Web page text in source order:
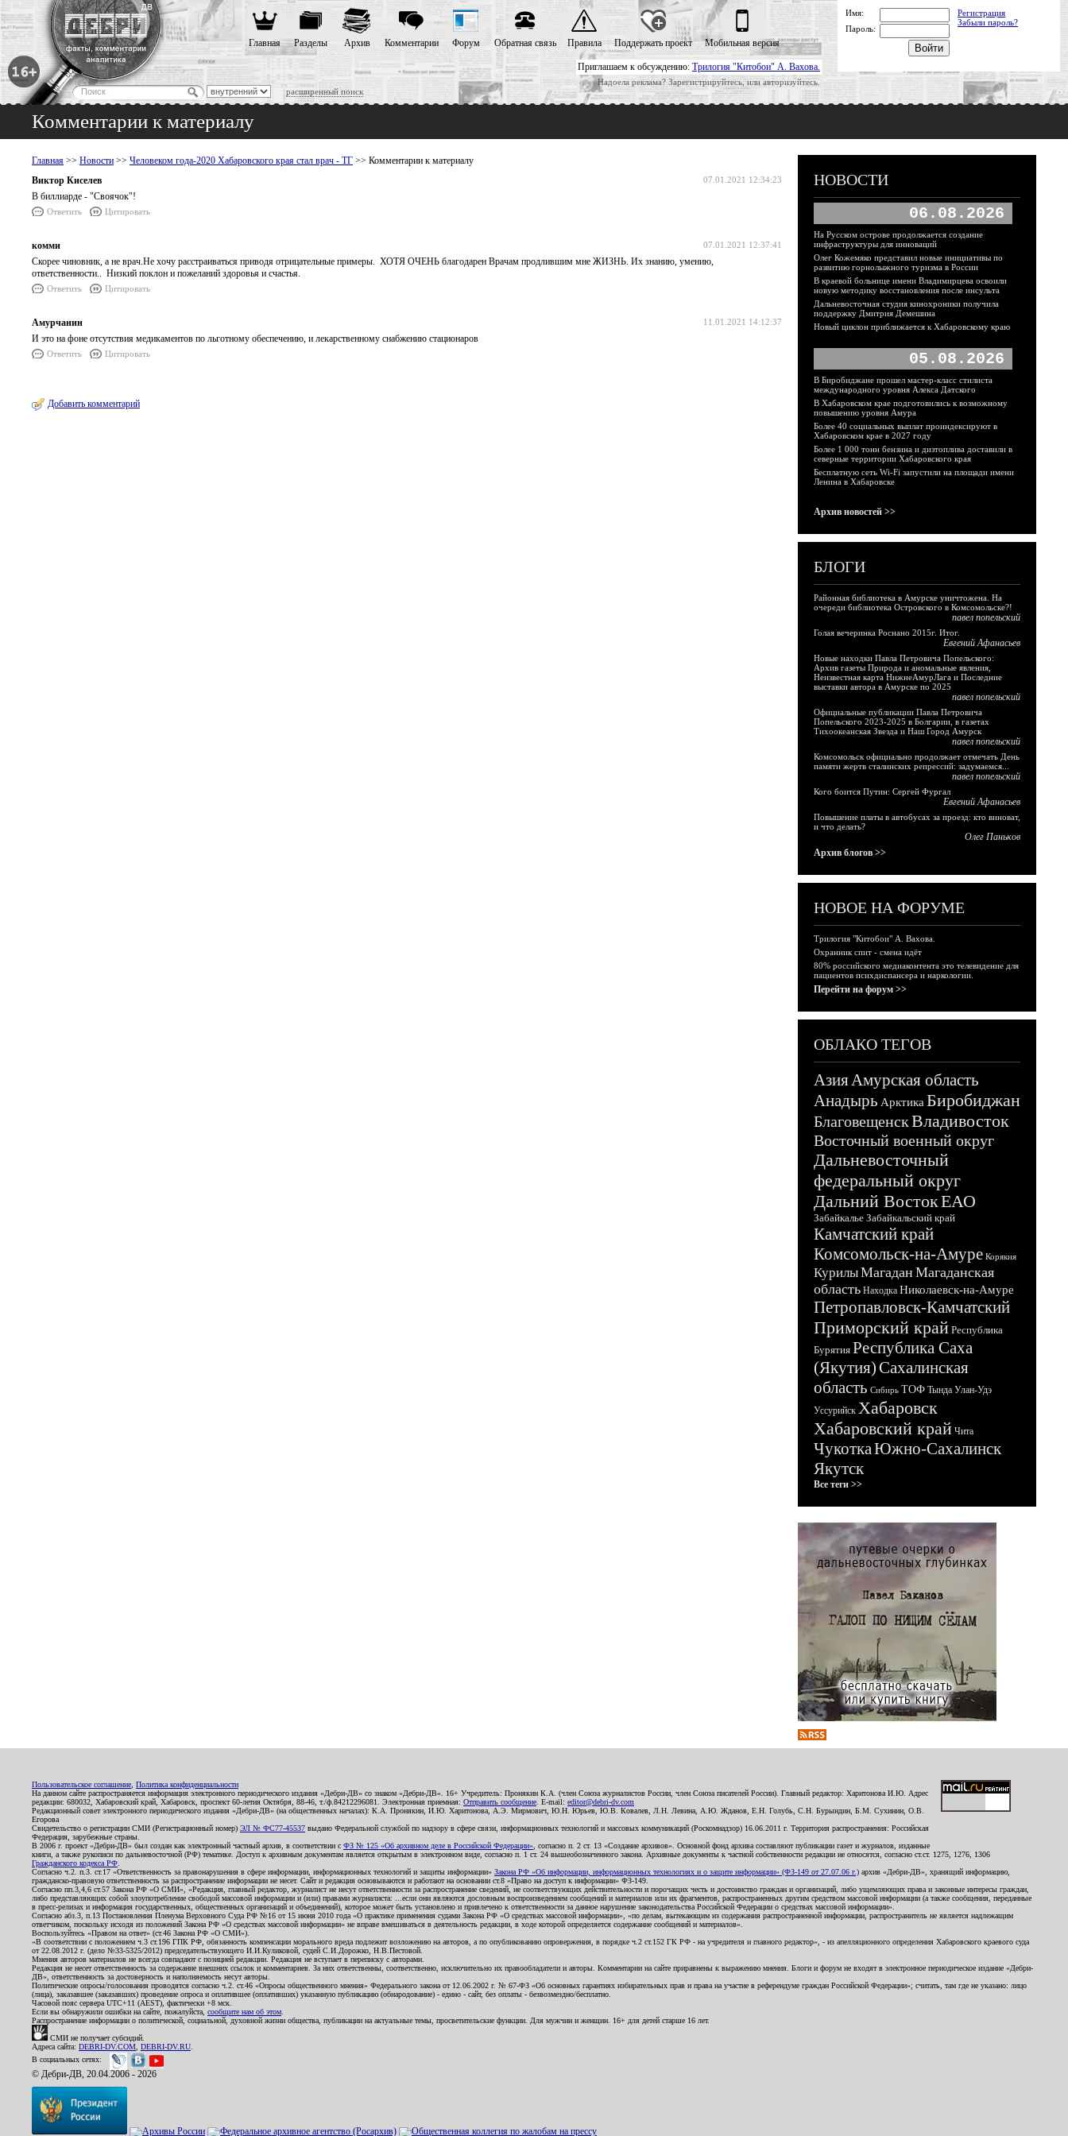
Приглашаем к обсуждению: Трилогия "Китобои" А. Вахова.
Надоела реклама? Зарегистрируйтесь, или авторизуйтесь.
расширенный поиск
Главная Разделы Архив Комментарии Форум Обратная связь Правила Поддержать проект Мобильная версия
Имя:
Регистрация
Забыли пароль?
Пароль:
Комментарии к материалу
Главная >> Новости >> Человеком года-2020 Хабаровского края стал врач - ТГ >> Комментарии к материалу
07.01.2021 12:34:23
Виктор Киселев
В биллиарде - "Своячок"!
Ответить Цитировать
07.01.2021 12:37:41
комми
Скорее чиновник, а не врач.Не хочу расстраиваться приводя отрицательные примеры. ХОТЯ ОЧЕНЬ благодарен Врачам продлившим мне ЖИЗНЬ. Их знанию, умению,
ответственности.. Низкий поклон и пожеланий здоровья и счастья.
Ответить Цитировать
11.01.2021 14:12:37
Амурчанин
И это на фоне отсутствия медикаментов по льготному обеспечению, и лекарственному снабжению стационаров
Ответить Цитировать
Добавить комментарий
НОВОСТИ
06.08.2026
На Русском острове продолжается создание
инфраструктуры для инноваций
Олег Кожемяко представил новые инициативы по
развитию горнолыжного туризма в России
В краевой больнице имени Владимирцева освоили
новую методику восстановления после инсульта
Дальневосточная студия кинохроники получила
поддержку Дмитрия Демешина
Новый циклон приближается к Хабаровскому краю
05.08.2026
В Биробиджане прошел мастер-класс стилиста
международного уровня Алекса Датского
В Хабаровском крае подготовились к возможному
повышению уровня Амура
Более 40 социальных выплат проиндексируют в
Хабаровском крае в 2027 году
Более 1 000 тонн бензина и дизтоплива доставили в
северные территории Хабаровского края
Бесплатную сеть Wi-Fi запустили на площади имени
Ленина в Хабаровске
Архив новостей >>
БЛОГИ
Районная библиотека в Амурске уничтожена. На
очереди библиотека Островского в Комсомольске?!
павел попельский
Голая вечеринка Роснано 2015г. Итог.
Евгений Афанасьев
Новые находки Павла Петровича Попельского:
Архив газеты Природа и аномальные явления,
Неизвестная карта НижнеАмурЛага и Последние
выставки автора в Амурске по 2025
павел попельский
Официальные публикации Павла Петровича
Попельского 2023-2025 в Болгарии, в газетах
Тихоокеанская Звезда и Наш Город Амурск
павел попельский
Комсомольск официально продолжает отмечать День
памяти жертв сталинских репрессий: задумаемся...
павел попельский
Кого боится Путин: Сергей Фургал
Евгений Афанасьев
Повышение платы в автобусах за проезд: кто виноват,
и что делать?
Олег Паньков
Архив блогов >>
НОВОЕ НА ФОРУМЕ
Трилогия "Китобои" А. Вахова.
Охранник спит - смена идёт
80% российского медиаконтента это телевидение для
пациентов психдиспансера и наркологии.
Перейти на форум >>
ОБЛАКО ТЕГОВ
АзияАмурская область
Анадырь Арктика Биробиджан
БлаговещенскВладивосток
Восточный военный округ
Дальневосточный
федеральный округ
Дальний ВостокЕАО
Забайкалье Забайкальский край
Камчатский край
Комсомольск-на-Амуре Корякия
КурилыМагадан Магаданская
область Находка Николаевск-на-Амуре
Петропавловск-Камчатский
Приморский край Республика
Бурятия Республика Саха
(Якутия)Сахалинская
область Сибирь ТОФ Тында Улан-Удэ
Уссурийск Хабаровск
Хабаровский край Чита
ЧукоткаЮжно-Сахалинск
Якутск
Все теги >>
Пользовательское соглашение Политика конфиденциальности
На данном сайте распространяется информация электронного периодического издания «Дебри-ДВ» со знаком «Дебри-ДВ». 16+ Учредитель: Пронякин К.А. (член Союза журналистов России, член Союза писателей России). Главный редактор: Харитонова И.Ю. Адрес
редакции: 680032, Хабаровский край, Хабаровск, проспект 60-летия Октября, 88-46, т./ф.84212296081. Электронная приемная: Отправить сообщение . E-mail: editor@debri-dv.com
Редакционный совет электронного периодического издания «Дебри-ДВ» (на общественных началах): К.А. Пронякин, И.Ю. Харитонова, А.Э. Мирмович, Ю.Н. Юрьев, Ю.В. Ковалев, Л.Н. Левина, А.Ю. Жданов, Е.Н. Голубь, С.Н. Бурындин, Б.М. Сухинин, О.В.
Егорова
Свидетельство о регистрации СМИ (Регистрационный номер) ЭЛ № ФС77-45537 выдано Федеральной службой по надзору в сфере связи, информационных технологий и массовых коммуникаций (Роскомнадзор) 16.06.2011 г. Территория распространения: Российская
Федерация, зарубежные страны.
В 2006 г. проект «Дебри-ДВ» был создан как электронный частный архив, в соответствии с ФЗ № 125 «Об архивном деле в Российской Федерации» , согласно п. 2 ст. 13 «Создание архивов». Основной фонд архива составляют публикации газет и журналов, изданные
книги, а также рукописи по дальневосточной (РФ) тематике. Доступ к архивным документам является открытым в электронном виде, согласно п. 1 ст. 24 вышеобозначенного закона. Архивные документы к частной собственности редакции не относятся, согласно ст.ст. 1275, 1276, 1306
Гражданского кодекса РФ
Согласно ч.2. п.3. ст.17 «Ответственность за правонарушения в сфере информации, информационных технологий и защиты информации» Закона РФ «Об информации, информационных технологиях и о защите информации» (ФЗ-149 от 27.07.06 г.) архив «Дебри-ДВ», хранящий информацию,
гражданско-правовую ответственность за распространение информации не несет. Сайт и редакция основываются и работают на основании ст.8 «Право на доступ к информации» ФЗ-149.
Согласно пп.3,4,6 ст.57 Закона РФ «О СМИ», «Редакция, главный редактор, журналист не несут ответственности за распространение сведений, не соответствующих действительности и порочащих честь и достоинство граждан и организаций, либо ущемляющих права и законные интересы граждан,
либо представляющих собой злоупотребление свободой массовой информации и (или) правами журналиста: ...если они являются дословным воспроизведением сообщений и материалов или их фрагментов, распространенных другим средством массовой информации (а также сообщения, переданные
в пресс-релизах и информация государственных, общественных организаций и объединений), которое может быть установлено и привлечено к ответственности за данное нарушение законодательства Российской Федерации о средствах массовой информации».
Согласно абз.3, п.13 Постановления Пленума Верховного Суда РФ №16 от 15 июня 2010 года «О практике применения судами Закона РФ «О средствах массовой информации», «по делам, вытекающим из содержания распространенной информации, распространитель не является надлежащим
ответчиком, поскольку исходя из положений Закона РФ «О средствах массовой информации» не вправе вмешиваться в деятельность редакции, в ходе которой определяется содержание сообщений и материалов».
Воспользуйтесь «Правом на ответ» (ст.46 Закона РФ «О СМИ»).
«В соответствии с положением ч.3 ст.196 ГПК РФ, обязанность компенсации морального вреда подлежит возложению на авторов, а по опубликованию опровержения, в порядке ч.2 ст.152 ГК РФ - на учредителя и главного редактор», - из апелляционного определения Хабаровского краевого суда
от 22.08.2012 г. (дело №33-5325/2012) председательствующего И.И.Куликовой, судей С.И.Дорожко, Н.В.Пестовой.
Мнения авторов материалов не всегда совпадают с позицией редакции. Редакция не вступает в переписку с авторами.
Редакция не несет ответственность за содержание внешних ссылок и комментариев. За них ответственны, соответственно, исключительно их правообладатели и авторы. Комментарии на сайте приравнены к выражению мнения. Блоги и форум не входят в электронное периодическое издание «Дебри-
ДВ», ответственность за достоверность и наполняемость несут авторы.
Политические опросы/голосования проводятся согласно ч.2. ст.46 «Опросы общественного мнения» Федерального закона от 12.06.2002 г. № 67-ФЗ «Об основных гарантиях избирательных прав и права на участие в референдуме граждан Российской Федерации»; считать, там где не указано: лицо
(лица), заказавшее (заказавших) проведение опроса и оплатившее (оплативших) указанную публикацию (обнародование) - едино - сайт, без оплаты - безвозмездно/бесплатно.
Часовой пояс сервера UTC+11 (AEST), фактически +8 мск.
Если вы обнаружили ошибки на сайте, пожалуйста, сообщите нам об этом
Распространение информации о политической, социальной, духовной жизни общества, публикации на актуальные темы, просветительские функции. Для мужчин и женщин. 16+ для детей старше 16 лет.
СМИ не получает субсидий.
Адреса сайта: DEBRI-DV.COM DEBRI-DV.RU
В социальных сетях:
© Дебри-ДВ, 20.04.2006 - 2026